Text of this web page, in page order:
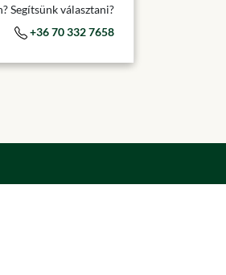
Segítsünk választani?
+36 70 332 7658